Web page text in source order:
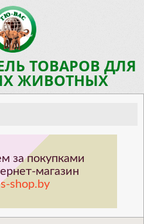
ТОВАРОВ ДЛЯ
ЖИВОТНЫХ
за покупками
магазин
shop.by